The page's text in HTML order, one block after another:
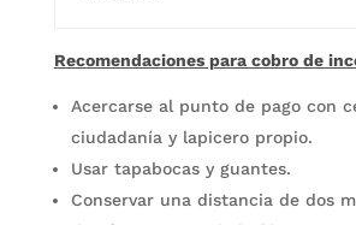
Recomendaciones para cobro de
Acercarse al punto de pago con
ciudadanía y lapicero propio.
Usar tapabocas y guantes.
Conservar una distancia de dos